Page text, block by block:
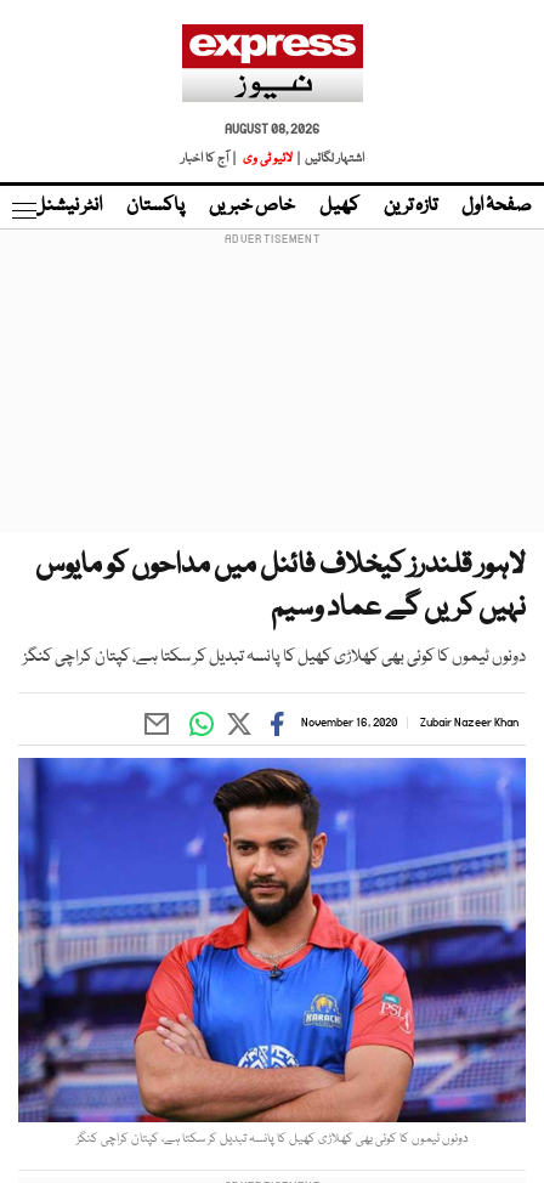
AUGUST 08, 2026
اشتہار لگائیں |
لائیو ٹی وی | آج کا اخبار
صفحۂ اول تازہ ترین کھیل خاص خبریں پاکستان انٹر نیشنل
لاہور قلندرز کیخلاف فائنل میں مداحوں کو مایوس
نہیں کریں گے عماد وسیم
دونوں ٹیموں کا کوئی بھی کھلاڑی کھیل کا پانسہ تبدیل کر سکتا ہے، کپتان کراچی کنگز
Zubair Nazeer Khan
November 16, 2020
دونوں ٹیموں کا کوئی بھی کھلاڑی کھیل کا پانسہ تبدیل کر سکتا ہے، کپتان کراچی کنگز